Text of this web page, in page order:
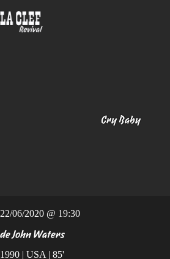
au
contenu
Cry Baby
22/06/2020 @ 19:30
de John Waters
1990 | USA | 85'